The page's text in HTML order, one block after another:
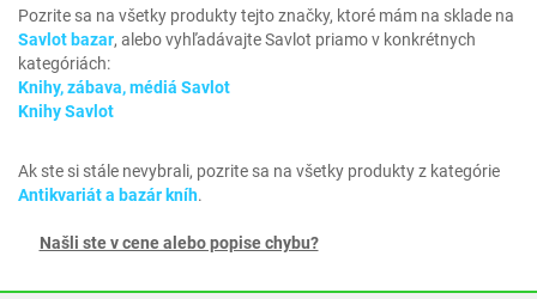
Pozrite sa na všetky produkty tejto značky, ktoré mám na sklade na
Savlot bazar, alebo vyhľadávajte Savlot priamo v konkrétnych
kategóriách:
Knihy, zábava, médiá Savlot
Knihy Savlot
Ak ste si stále nevybrali, pozrite sa na všetky produkty z kategórie
Antikvariát a bazár kníh.
Našli ste v cene alebo popise chybu?